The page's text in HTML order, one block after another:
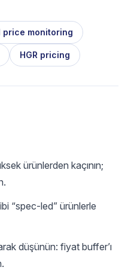
price monitoring
HGR pricing
ürünlerden kaçının;
“spec-led” ürünlerle
düşünün: fiyat buffer’ı